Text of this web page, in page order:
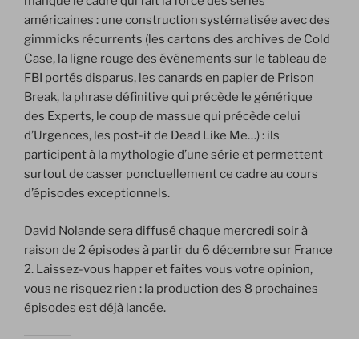
américaines : une construction systématisée avec des
gimmicks récurrents (les cartons des archives de Cold
Case, la ligne rouge des événements sur le tableau de
FBI portés disparus, les canards en papier de Prison
Break, la phrase définitive qui précède le générique
des Experts, le coup de massue qui précède celui
d’Urgences, les post-it de Dead Like Me…) : ils
participent à la mythologie d’une série et permettent
surtout de casser ponctuellement ce cadre au cours
d’épisodes exceptionnels.
David Nolande sera diffusé chaque mercredi soir à
raison de 2 épisodes à partir du 6 décembre sur France
2. Laissez-vous happer et faites vous votre opinion,
vous ne risquez rien : la production des 8 prochaines
épisodes est déjà lancée.